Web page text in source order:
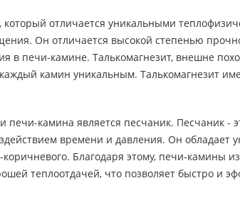
отличается уникальными
Он отличается высокой степенью
в печи-камине. Талькомагнезит, внешне
камин уникальным. Талькомагнезит
камина является песчаник. Песчаник -
времени и давления. Он обладает
Благодаря этому, печи-камины
теплоотдачей, что позволяет быстро и